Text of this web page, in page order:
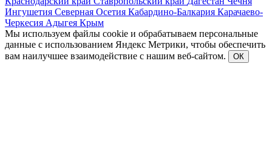
Ингушетия Северная Осетия Кабардино-Балкария Карачаево-
Черкесия Адыгея Крым
Мы используем файлы cookie и обрабатываем персональные
данные с использованием Яндекс Метрики, чтобы обеспечить
вам наилучшее взаимодействие с нашим веб-сайтом.
ОК